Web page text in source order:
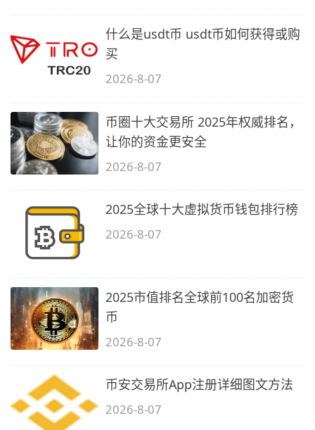
什么是usdt币 usdt币如何获得或购
买
2026-8-07
币圈十大交易所 2025年权威排名，
让你的资金更安全
2026-8-07
2025全球十大虚拟货币钱包排行榜
2026-8-07
2025市值排名全球前100名加密货
币
2026-8-07
币安交易所App注册详细图文方法
2026-8-07